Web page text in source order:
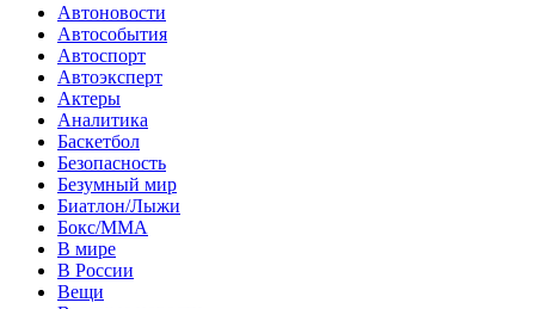
Автоновости
Автособытия
Автоспорт
Автоэксперт
Актеры
Аналитика
Баскетбол
Безопасность
Безумный мир
Биатлон/Лыжи
Бокс/MMA
В мире
В России
Вещи